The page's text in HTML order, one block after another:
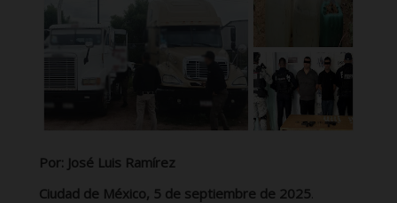
Por: José Luis Ramírez
Ciudad de México, 5 de septiembre de 2025.